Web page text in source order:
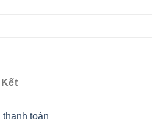
toán